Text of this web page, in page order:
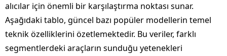
alıcılar için önemli bir karşılaştırma noktası sunar.
Aşağıdaki tablo, güncel bazı popüler modellerin temel
teknik özelliklerini özetlemektedir. Bu veriler, farklı
segmentlerdeki araçların sunduğu yetenekleri